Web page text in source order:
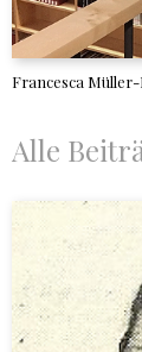
Francesca
Alle